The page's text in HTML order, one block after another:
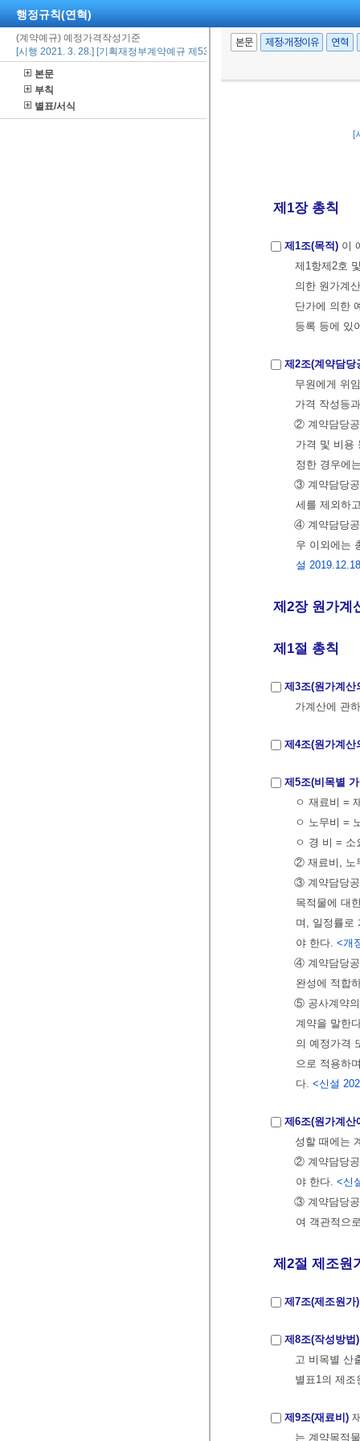
행정규칙(연혁)
(계약예규) 예정가격작성기준
[시행 2021. 3. 28.] [기획재정부계약예규 제534호, 2020. 12. 28., 일부개정]
본문
부칙
별표/서식
본문 제정·개정이유 연혁
[
제1장 총칙
제1조(목적) 이
제1항제2호
의한 원가계
단가에 의한
등록 등에 있
제2조(계약담당
무원에게 위
가격 작성등
② 계약담당공
가격 및 비용
정한 경우에
③ 계약담당공
세를 제외하
④ 계약담당공
우 이외에는
설
제2장 원가계산
제1절 총칙
제3조(원가계산
가계산에 관
제4조(원가계산
제5조(비목별
ㅇ 재료비 =
ㅇ 노무비 =
ㅇ 경 비 =
② 재료비, 노
③ 계약담당공
목적물에 대
며, 일정률로
야 한다. <개
④ 계약담당공
완성에 적합
⑤ 공사계약의
계약을 말한
의 예정가격
으로 적용하
다. <신설
제6조(원가계
성할 때에는
② 계약담당공
야 한다. <신
③ 계약담당공
여 객관적으
제2절 제조원
제7조(제조원가)
제8조(작성방법)
고 비목별 산
별표1의 제
제9조(재료비)
는 계약목적